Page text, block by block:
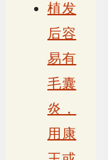
植发
后容
易有
毛囊
炎，
用康